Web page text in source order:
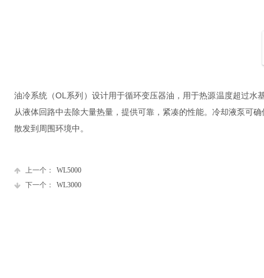
油冷系统（OL系列）设计用于循环变压器油，用于热源温度超过
从液体回路中去除大量热量，提供可靠，紧凑的性能。冷却液泵可
散发到周围环境中。
上一个：
WL5000
下一个：
WL3000